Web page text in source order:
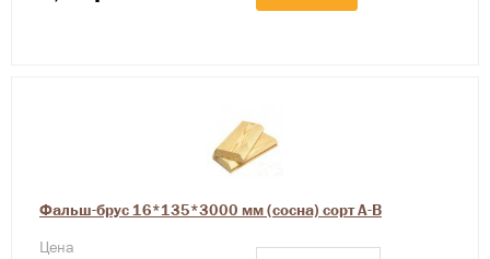
Фальш-брус 16*135*3000 мм (сосна) сорт А-В
Цена